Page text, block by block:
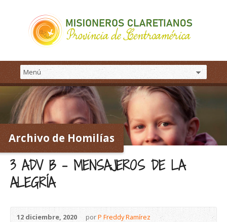
Archivo de Homilías
3 ADV B – MENSAJEROS DE LA
ALEGRÍA
12 diciembre, 2020 porP Freddy Ramírez